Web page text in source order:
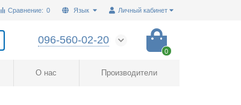
Личный кабинет
Язык
Сравнение: 0
096-560-02-20
0
О нас Производители